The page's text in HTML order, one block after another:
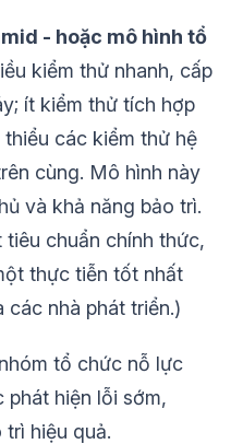
- hoặc mô hình tổ
kiểm thử nhanh, cấp
ít kiểm thử tích hợp
các kiểm thử hệ
cùng. Mô hình này
và khả năng bảo trì.
chuẩn chính thức,
thực tiễn tốt nhất
nhà phát triển.)
tổ chức nỗ lực
hiện lỗi sớm,
trì hiệu quả.